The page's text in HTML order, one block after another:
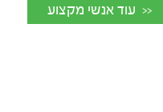
<< עוד אנשי מקצוע